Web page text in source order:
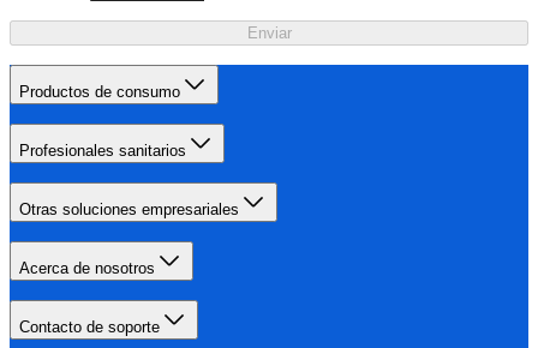
Enviar
Productos de consumo
Profesionales sanitarios
Otras soluciones empresariales
Acerca de nosotros
Contacto de soporte